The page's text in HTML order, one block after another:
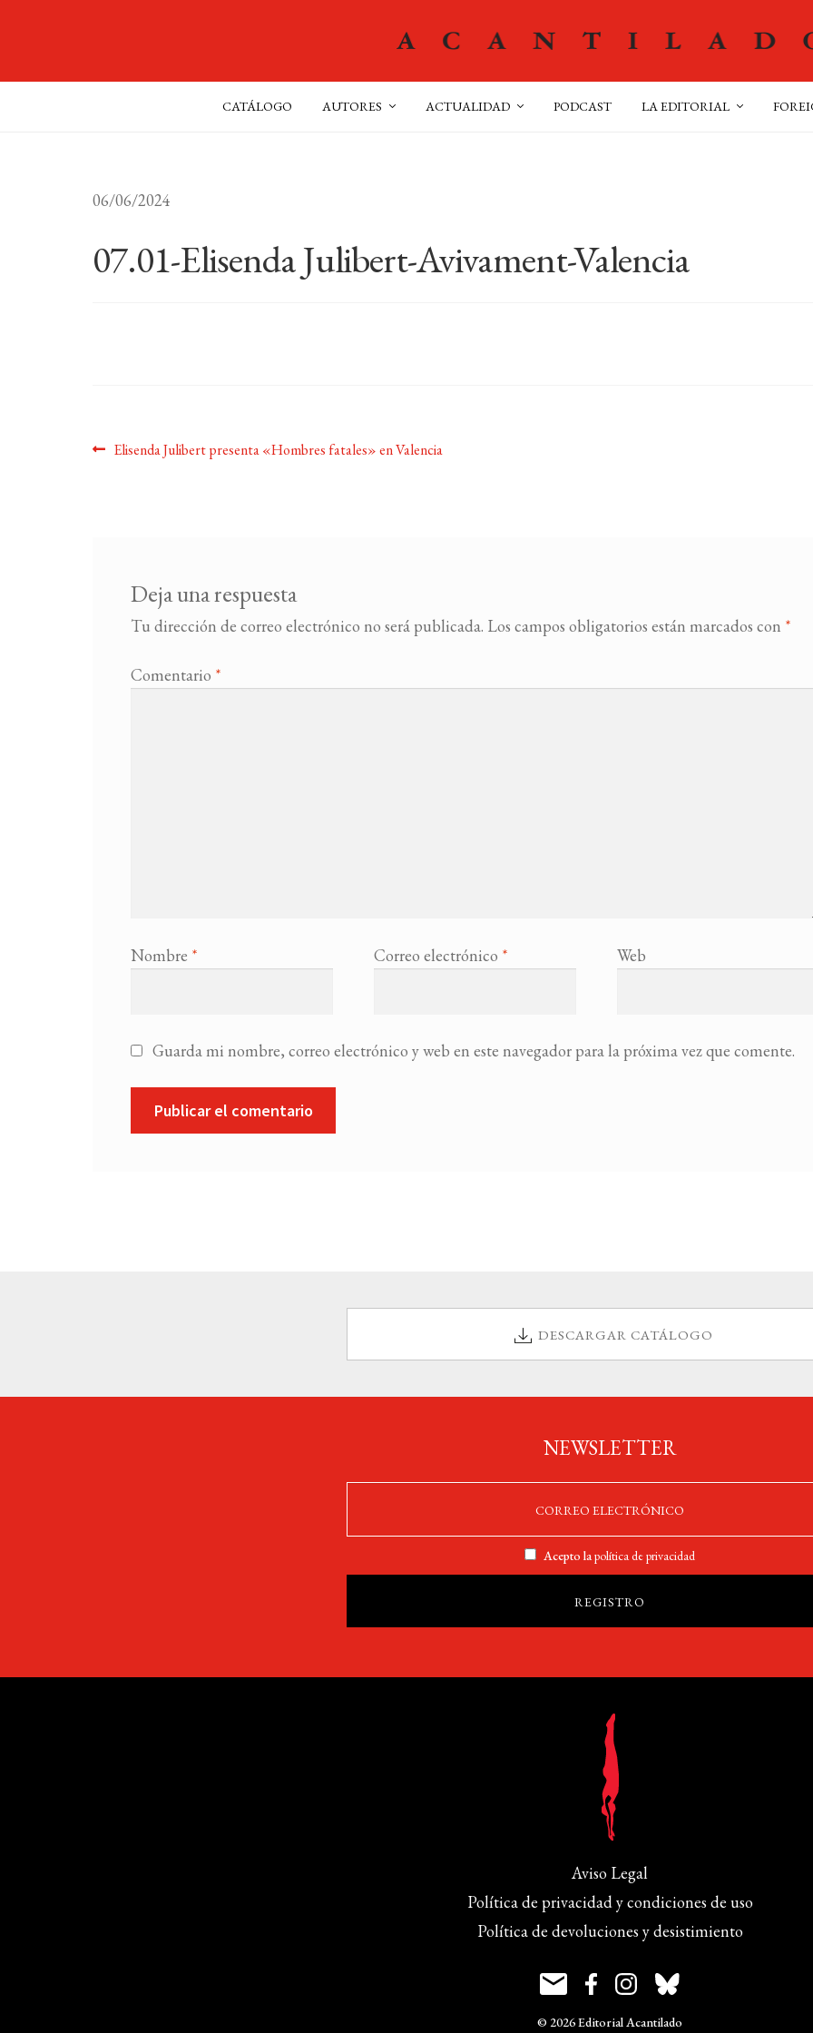
CATÁLOGO AUTORES ACTUALIDAD PODCAST LA EDITORIAL
06/06/2024
07.01-Elisenda Julibert-Avivament-Valencia
Navegación
Anterior:
Elisenda Julibert presenta «Hombres fatales» en Valencia
Deja una respuesta
Tu dirección de correo electrónico no será publicada. Los campos obligatorios están marcados con *
Comentario *
Nombre * Correo electrónico * Web
Guarda mi nombre, correo electrónico y web en este navegador para la próxima vez que comente.
DESCARGAR CATÁLOGO
NEWSLETTER
Acepto lapolítica de privacidad
Aviso Legal
Política de privacidad y condiciones de uso
Política de devoluciones y desistimiento
© 2026 Editorial Acantilado